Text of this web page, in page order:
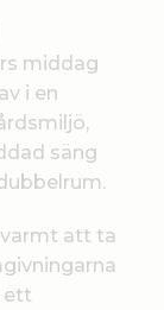
middag
i en
säng
att ta
ett